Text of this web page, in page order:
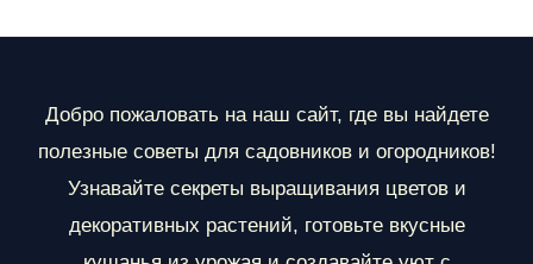
л
Добро пожаловать на наш сайт, где вы найдете
полезные советы для садовников и огородников!
Узнавайте секреты выращивания цветов и
декоративных растений, готовьте вкусные